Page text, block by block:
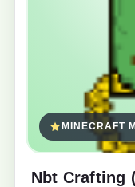
MINECRAFT
Nbt Crafting